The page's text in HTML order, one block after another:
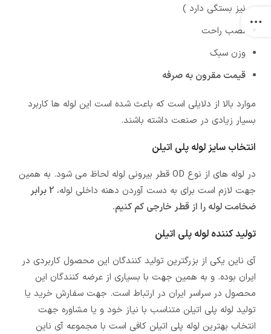
نیز بستگی دارد )
نصب راحت
وزن سبک
قیمت مقرون به صرفه
موارد بالا از دلایلی است که باعث شده است این لوله ها کاربرد
بسیار زیادی در صنعت داشته باشند.
انتخاب سایز لوله پلی اتیلن
در لوله های از نوع OD قطر بیرونی لوله لحاظ می شود. به همین
جهت لازم است برای به دست آوردن دهنه داخلی لوله،
2 برابر
ضخامت لوله را از قطر خارجی کم کنیم.
تولید کننده لوله پلی اتیلن
آی ناین یکی از بزرگترین تولید کنندگان این محصول کاربردی در
ایران بوده. و به همین جهت با بسیاری از عرضه کنندگان این
محصول در سراسر ایران در ارتباط است. جهت سفارش خرید یا
تولید لوله پلی اتیلن متناسب با نیاز خود و یا مشاوره جهت
انتخاب بهترین لوله پلی اتیلن کافی است با مجموعه آی ناین